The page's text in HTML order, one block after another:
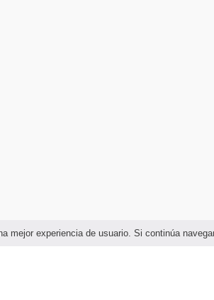
mejor experiencia de usuario. Si continúa